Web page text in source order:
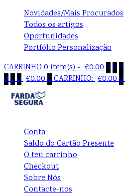
Novidades/Mais Procurados
Todos os artigos
Oportunidades
Portfólio Personalização
CARRINHO0 item(s) - €0.00000
000 €0.000CARRINHO: €0.000
Conta
Saldo do Cartão Presente
O teu carrinho
Checkout
Sobre Nós
Contacte-nos